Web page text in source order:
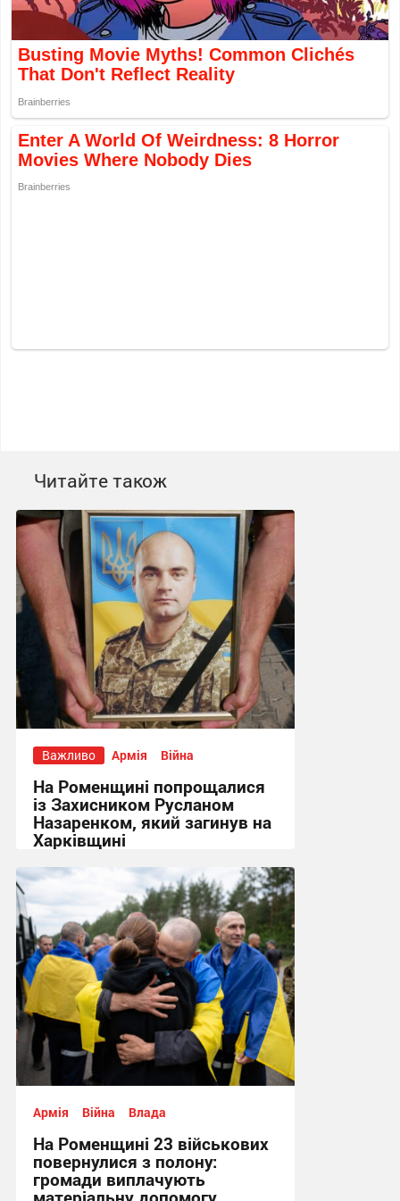
Читайте також
Важливо Армія Війна
На Роменщині попрощалися
із Захисником Русланом
Назаренком, який загинув на
Харківщині
Армія Війна Влада
На Роменщині 23 військових
повернулися з полону:
громади виплачують